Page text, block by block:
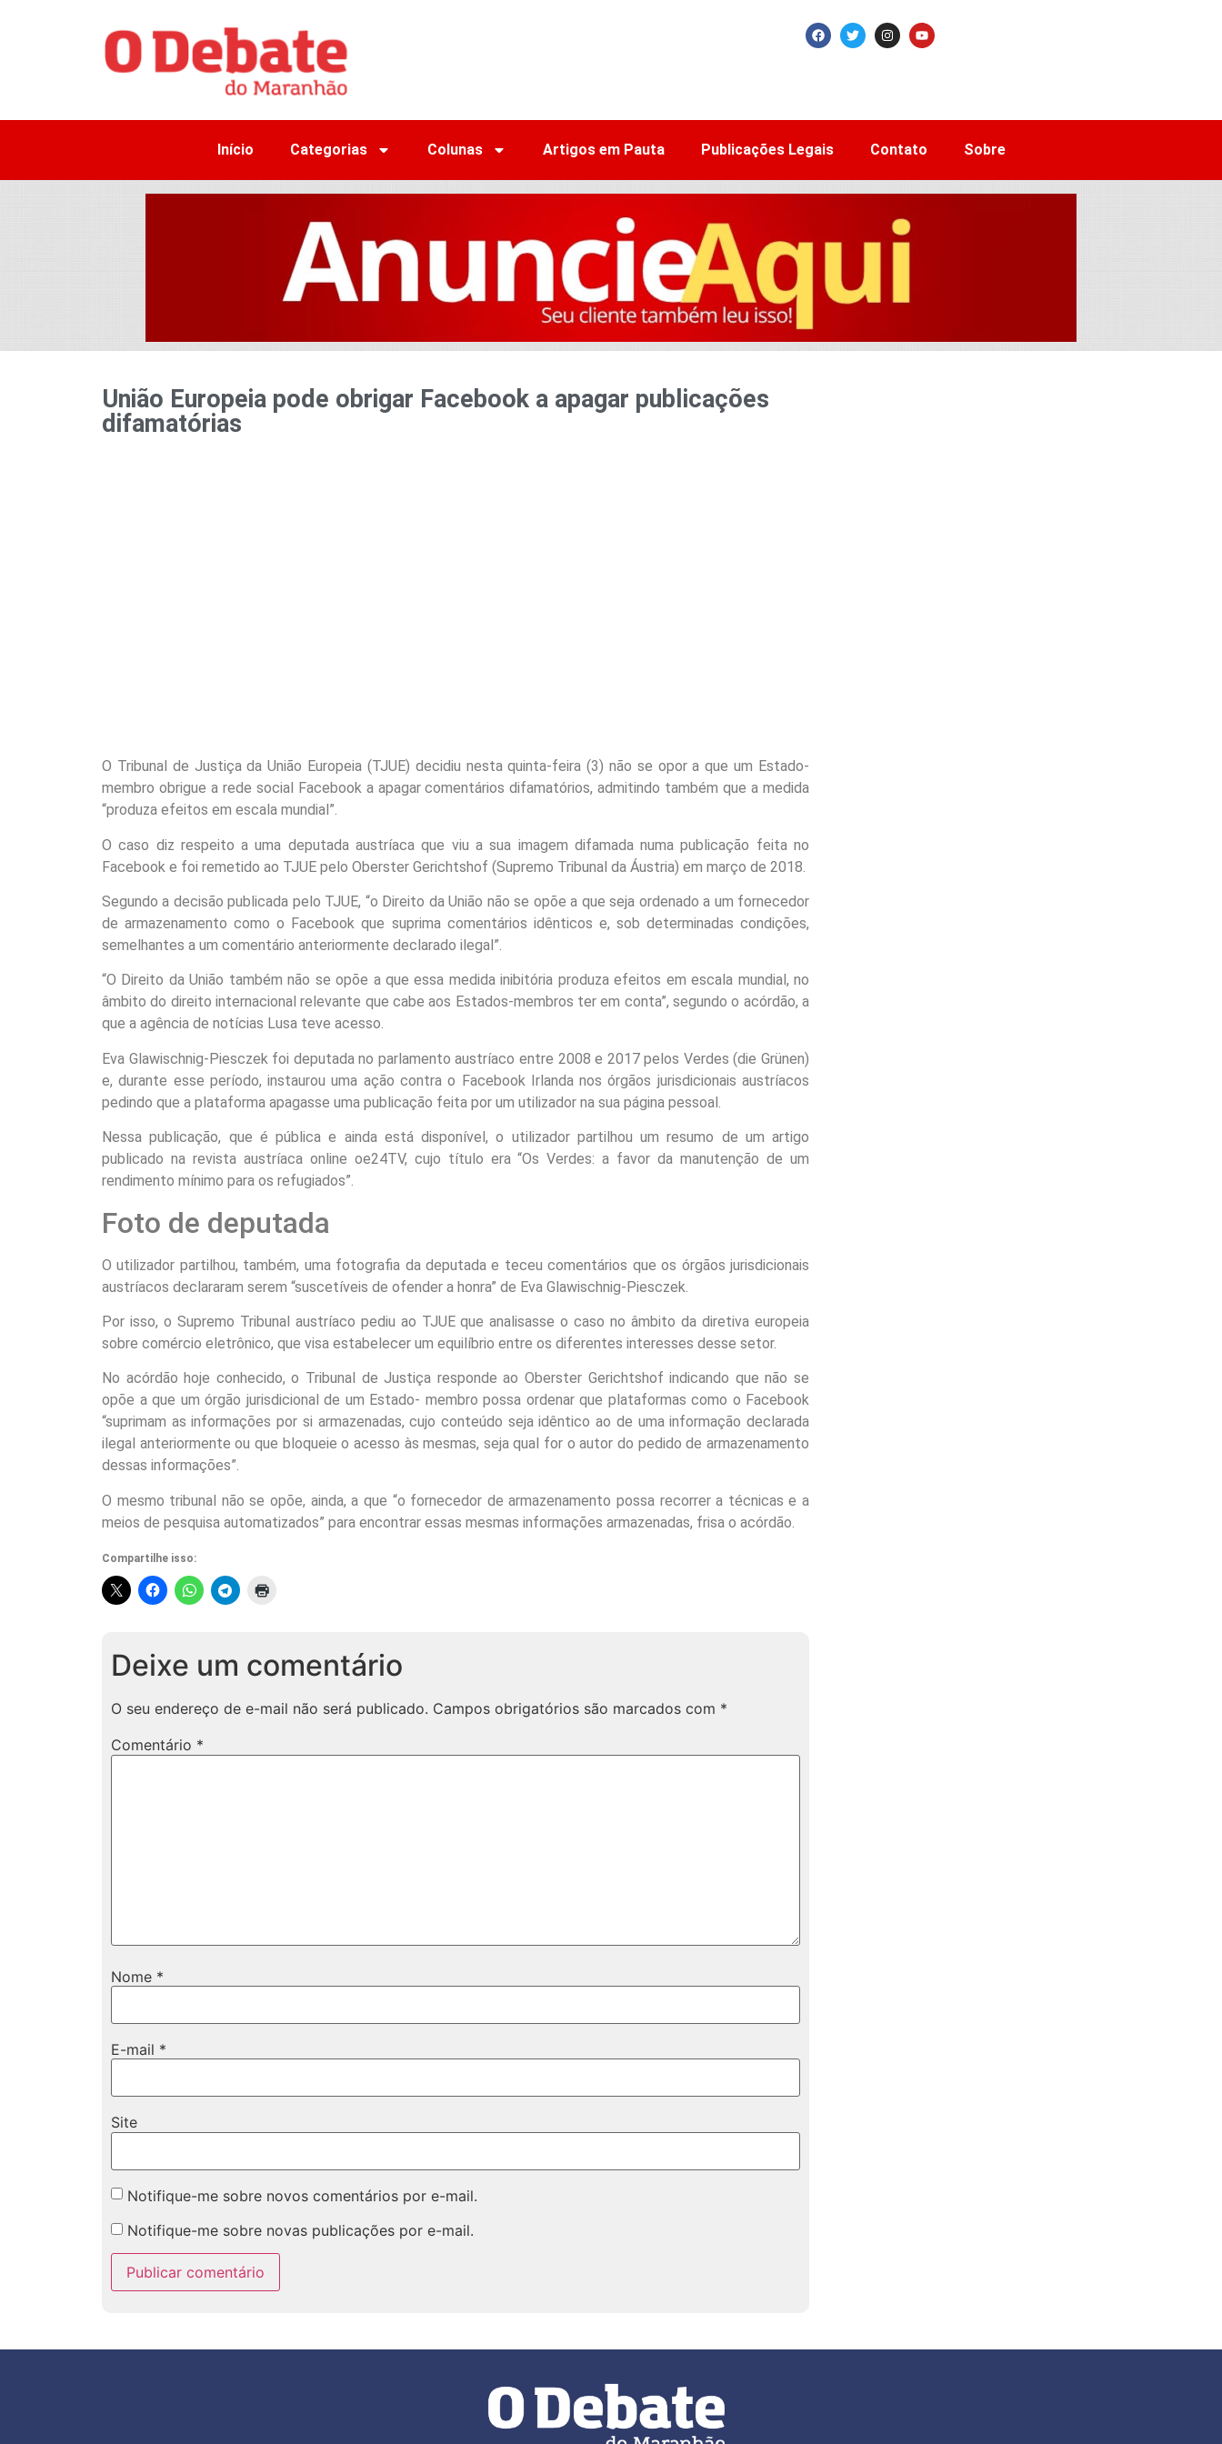
Início Categorias Colunas Artigos em Pauta Publicações Legais Contato Sobre
União Europeia pode obrigar Facebook a apagar publicações
difamatórias
O Tribunal de Justiça da União Europeia (TJUE) decidiu nesta quinta-feira (3) não se opor a que um Estado-
membro obrigue a rede social Facebook a apagar comentários difamatórios, admitindo também que a medida
“produza efeitos em escala mundial”.
O caso diz respeito a uma deputada austríaca que viu a sua imagem difamada numa publicação feita no
Facebook e foi remetido ao TJUE pelo Oberster Gerichtshof (Supremo Tribunal da Áustria) em março de 2018.
Segundo a decisão publicada pelo TJUE, “o Direito da União não se opõe a que seja ordenado a um fornecedor
de armazenamento como o Facebook que suprima comentários idênticos e, sob determinadas condições,
semelhantes a um comentário anteriormente declarado ilegal”.
“O Direito da União também não se opõe a que essa medida inibitória produza efeitos em escala mundial, no
âmbito do direito internacional relevante que cabe aos Estados-membros ter em conta”, segundo o acórdão, a
que a agência de notícias Lusa teve acesso.
Eva Glawischnig-Piesczek foi deputada no parlamento austríaco entre 2008 e 2017 pelos Verdes (die Grünen)
e, durante esse período, instaurou uma ação contra o Facebook Irlanda nos órgãos jurisdicionais austríacos
pedindo que a plataforma apagasse uma publicação feita por um utilizador na sua página pessoal.
Nessa publicação, que é pública e ainda está disponível, o utilizador partilhou um resumo de um artigo
publicado na revista austríaca online oe24TV, cujo título era “Os Verdes: a favor da manutenção de um
rendimento mínimo para os refugiados”.
Foto de deputada
O utilizador partilhou, também, uma fotografia da deputada e teceu comentários que os órgãos jurisdicionais
austríacos declararam serem “suscetíveis de ofender a honra” de Eva Glawischnig-Piesczek.
Por isso, o Supremo Tribunal austríaco pediu ao TJUE que analisasse o caso no âmbito da diretiva europeia
sobre comércio eletrônico, que visa estabelecer um equilíbrio entre os diferentes interesses desse setor.
No acórdão hoje conhecido, o Tribunal de Justiça responde ao Oberster Gerichtshof indicando que não se
opõe a que um órgão jurisdicional de um Estado- membro possa ordenar que plataformas como o Facebook
“suprimam as informações por si armazenadas, cujo conteúdo seja idêntico ao de uma informação declarada
ilegal anteriormente ou que bloqueie o acesso às mesmas, seja qual for o autor do pedido de armazenamento
dessas informações”.
O mesmo tribunal não se opõe, ainda, a que “o fornecedor de armazenamento possa recorrer a técnicas e a
meios de pesquisa automatizados” para encontrar essas mesmas informações armazenadas, frisa o acórdão.
Compartilhe isso:
Deixe um comentário
O seu endereço de e-mail não será publicado. Campos obrigatórios são marcados com *
Comentário *
Nome *
E-mail *
Site
Notifique-me sobre novos comentários por e-mail.
Notifique-me sobre novas publicações por e-mail.